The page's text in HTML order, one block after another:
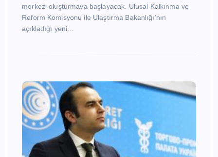
merkezi oluşturmaya başlayacak. Ulusal Kalkınma ve
Reform Komisyonu ile Ulaştırma Bakanlığı’nın
açıkladığı yeni…